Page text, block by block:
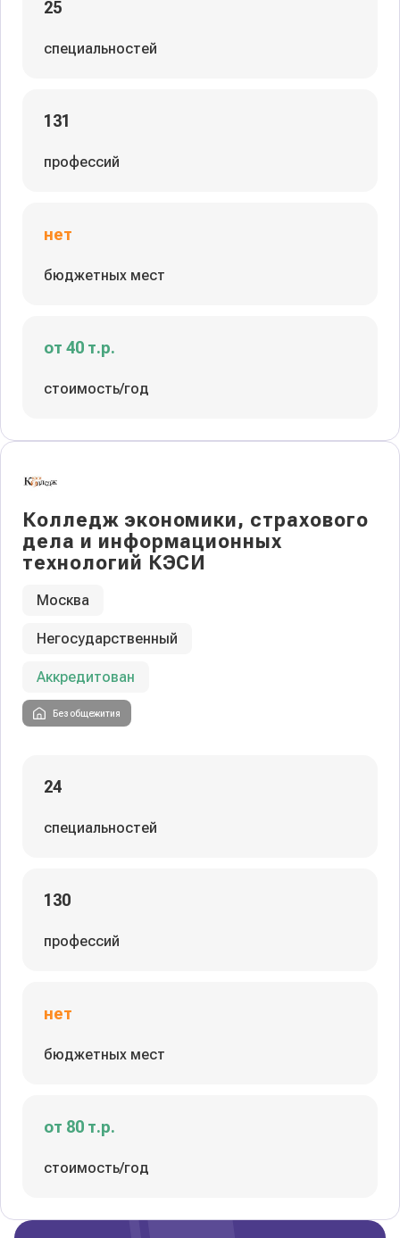
25
специальностей
131
профессий
нет
бюджетных мест
от 40 т.р.
стоимость/год
Колледж экономики, страхового
дела и информационных
технологий КЭСИ
Москва
Негосударственный
Аккредитован
Без общежития
24
специальностей
130
профессий
нет
бюджетных мест
от 80 т.р.
стоимость/год